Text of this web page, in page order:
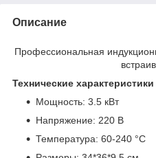
Описание
Профессиональная
Технические характеристики
Мощность: 3.5 кВт
Напряжение: 220 В
Температура: 60-240 °C